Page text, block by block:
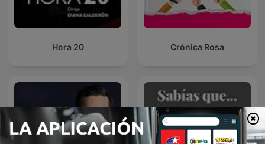
Hora 20 Crónica Rosa